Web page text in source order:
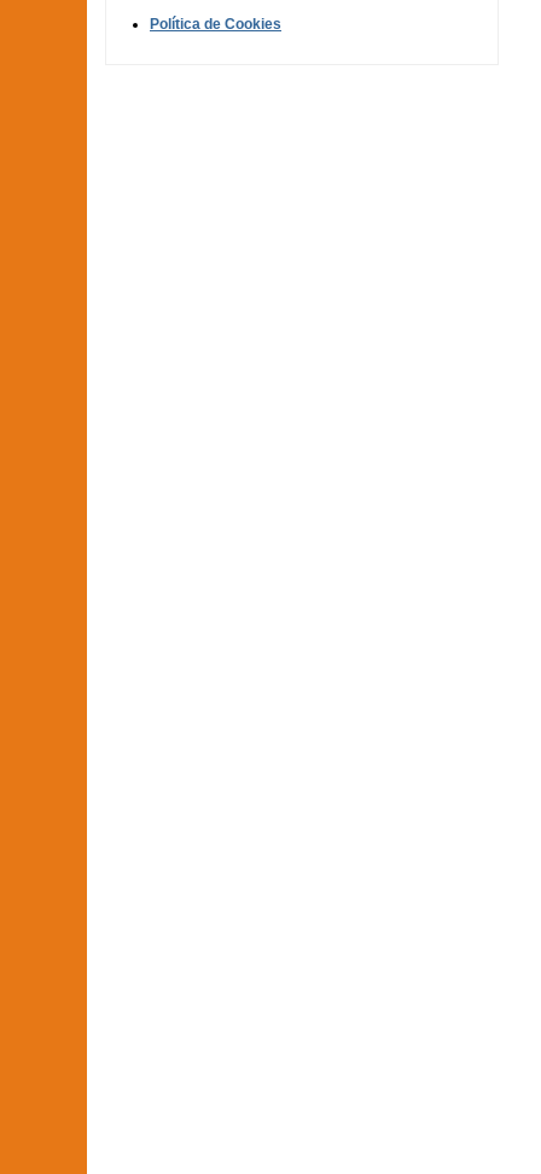
Política de Cookies